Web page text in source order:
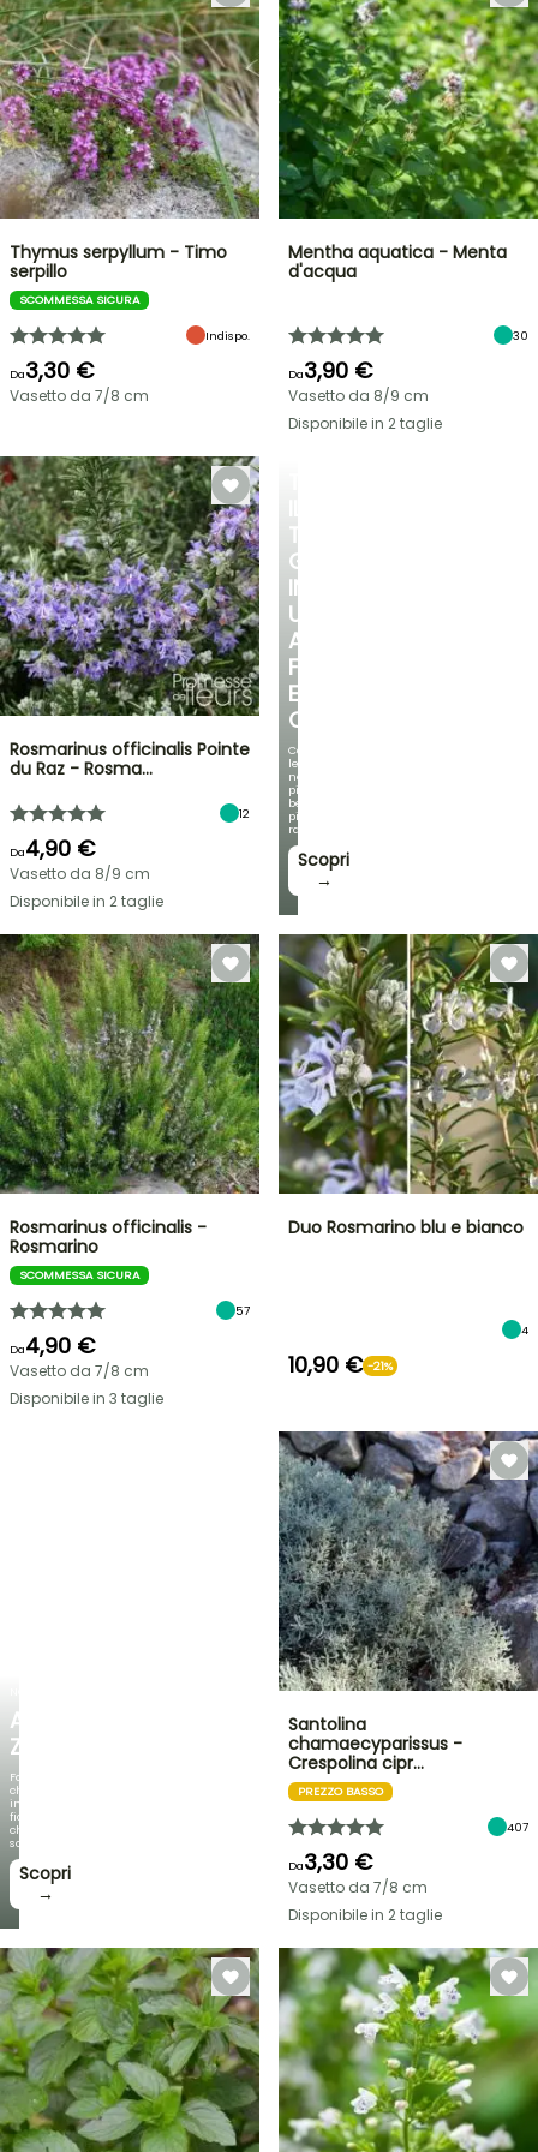
TUO
GIARDINO
IN
UN
ANGOLO
FRESCO
E
OMBREGGIATO
Con
le
nostre
più
belle
piante
rampicanti
Scopri
→
AGAPANTHUS
ZAMBEZI
Fogliami
che
incantano,
fioriture
che
sorprendono!
Scopri
→
Thymus serpyllum - Timo
serpillo
SCOMMESSA SICURA
Indispo.
Da3,30 €
Vasetto da 7/8 cm
Mentha aquatica - Menta
d'acqua
30
Da3,90 €
Vasetto da 8/9 cm
Disponibile in 2 taglie
Rosmarinus officinalis Pointe
du Raz - Rosma…
12
Da4,90 €
Vasetto da 8/9 cm
Disponibile in 2 taglie
Rosmarinus officinalis -
Rosmarino
SCOMMESSA SICURA
57
Da4,90 €
Vasetto da 7/8 cm
Disponibile in 3 taglie
Duo Rosmarino blu e bianco
4
10,90 € -21%
Santolina
chamaecyparissus -
Crespolina cipr…
PREZZO BASSO
407
Da3,30 €
Vasetto da 7/8 cm
Disponibile in 2 taglie